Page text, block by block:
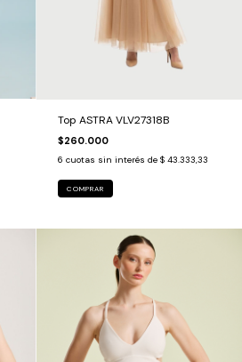
Top ASTRA VLV27318B
$260.000
6 cuotas sin interés de $ 43.333,33
COMPRAR